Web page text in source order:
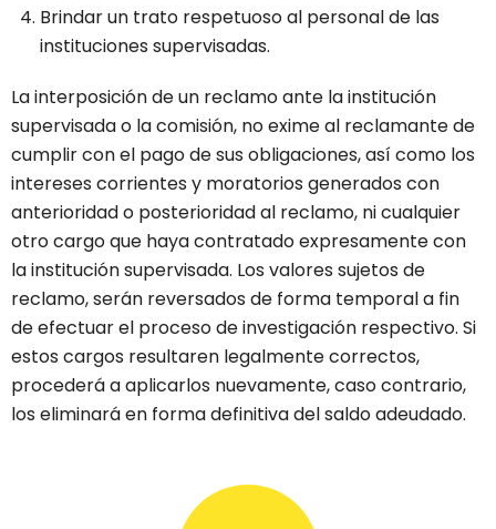
Brindar un trato respetuoso al personal de las
instituciones supervisadas.
La interposición de un reclamo ante la institución
supervisada o la comisión, no exime al reclamante de
cumplir con el pago de sus obligaciones, así como los
intereses corrientes y moratorios generados con
anterioridad o posterioridad al reclamo, ni cualquier
otro cargo que haya contratado expresamente con
la institución supervisada. Los valores sujetos de
reclamo, serán reversados de forma temporal a fin
de efectuar el proceso de investigación respectivo. Si
estos cargos resultaren legalmente correctos,
procederá a aplicarlos nuevamente, caso contrario,
los eliminará en forma definitiva del saldo adeudado.